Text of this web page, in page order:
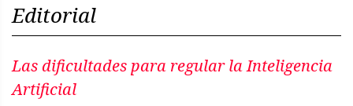
Editorial
Las dificultades para regular la Inteligencia
Artificial